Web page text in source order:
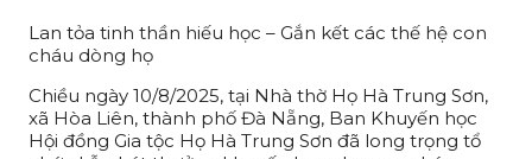
Lan tỏa tinh thần hiếu học – Gắn kết các thế hệ con
cháu dòng họ
Chiều ngày 10/8/2025, tại Nhà thờ Họ Hà Trung Sơn,
xã Hòa Liên, thành phố Đà Nẵng, Ban Khuyến học
Hội đồng Gia tộc Họ Hà Trung Sơn đã long trọng tổ